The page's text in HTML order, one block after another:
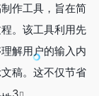
作工具，旨在简
。该工具利用先
解用户的输入内
稿。这不仅节省